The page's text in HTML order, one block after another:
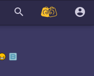
search account_circle